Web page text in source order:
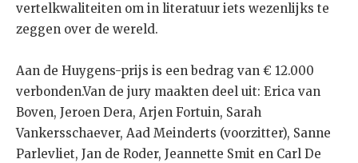
vertelkwaliteiten om in literatuur iets wezenlijks te
zeggen over de wereld.
Aan de Huygens-prijs is een bedrag van € 12.000
verbonden.Van de jury maakten deel uit: Erica van
Boven, Jeroen Dera, Arjen Fortuin, Sarah
Vankersschaever, Aad Meinderts (voorzitter), Sanne
Parlevliet, Jan de Roder, Jeannette Smit en Carl De